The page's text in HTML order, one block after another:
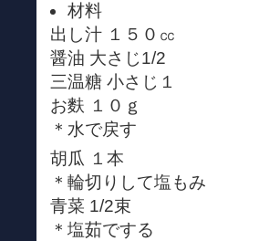
材料
出し汁 １５０㏄
醤油 大さじ1/2
三温糖 小さじ１
お麩 １０ｇ
＊水で戻す
胡瓜 １本
＊輪切りして塩もみ
青菜 1/2束
＊塩茹でする